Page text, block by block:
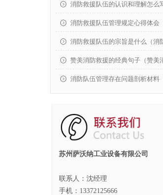
消防救援队伍的认识和理解怎么写
消防救援队伍管理规定心得体会（
消防救援队伍的宗旨是什么（消防
赞美消防救援的经典句子（赞美消
消防队伍管理存在问题剖析材料（
苏州萨沃纳工业设备有限公司
联系人：沈经理
手机：13372125666